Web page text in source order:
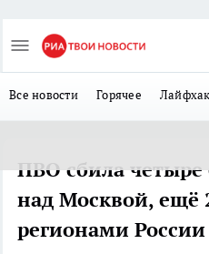
Все новости Горячее Лайфхак
ПВО сбила четыре
над Москвой, ещё
регионами России